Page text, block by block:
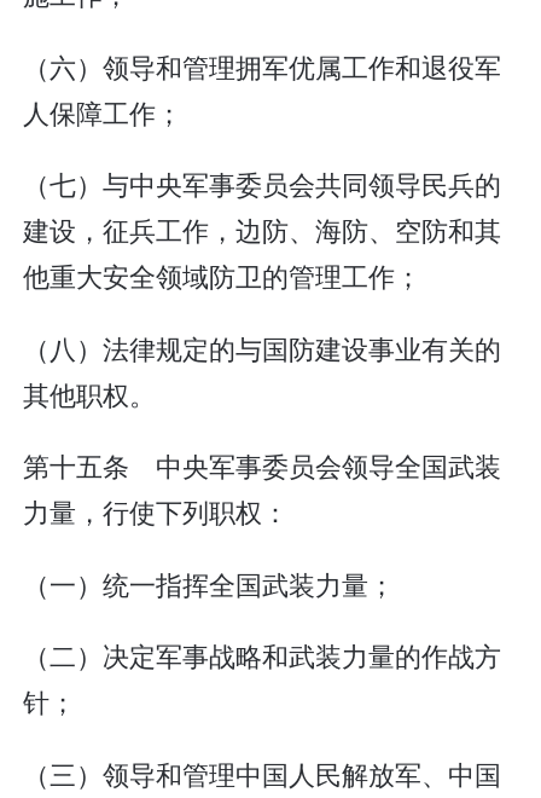
（六）领导和管理拥军优属工作和退役军
人保障工作；
（七）与中央军事委员会共同领导民兵的
建设，征兵工作，边防、海防、空防和其
他重大安全领域防卫的管理工作；
（八）法律规定的与国防建设事业有关的
其他职权。
第十五条 中央军事委员会领导全国武装
力量，行使下列职权：
（一）统一指挥全国武装力量；
（二）决定军事战略和武装力量的作战方
针；
（三）领导和管理中国人民解放军、中国